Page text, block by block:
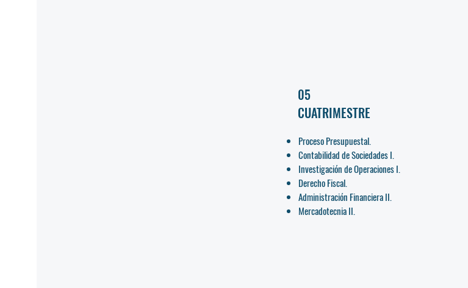
05
CUATRIMESTRE
Proceso Presupuestal.
Contabilidad de Sociedades I.
Investigación de Operaciones I.
Derecho Fiscal.
Administración Financiera II.
Mercadotecnia II.